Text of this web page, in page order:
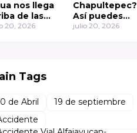
nos llega
de las
Otra
en Los
20, 2026
Chapultepec?
Así puedes
subir gratis a la
julio 20, 2026
Tags
de Abril
19 de septiembre